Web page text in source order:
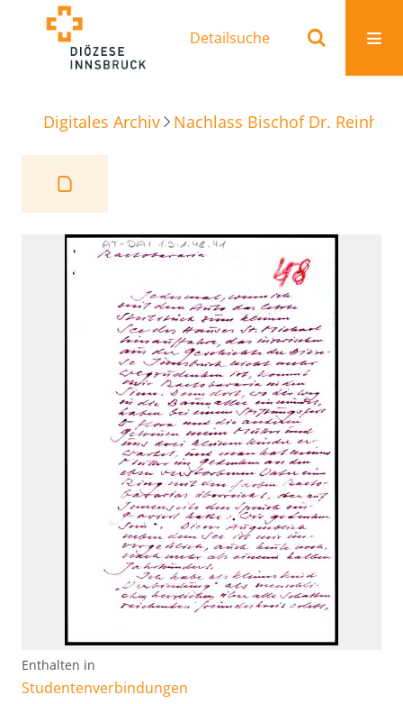
Detailsuche
Digitales Archiv Nachlass Bischof Dr.
Enthalten in
Studentenverbindungen